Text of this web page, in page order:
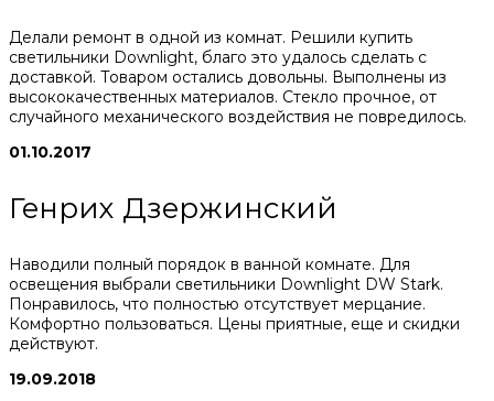
Делали ремонт в одной из комнат. Решили купить
светильники Downlight, благо это удалось сделать с
доставкой. Товаром остались довольны. Выполнены из
высококачественных материалов. Стекло прочное, от
случайного механического воздействия не повредилось.
01.10.2017
Генрих Дзержинский
Наводили полный порядок в ванной комнате. Для
освещения выбрали светильники Downlight DW Stark.
Понравилось, что полностью отсутствует мерцание.
Комфортно пользоваться. Цены приятные, еще и скидки
действуют.
19.09.2018